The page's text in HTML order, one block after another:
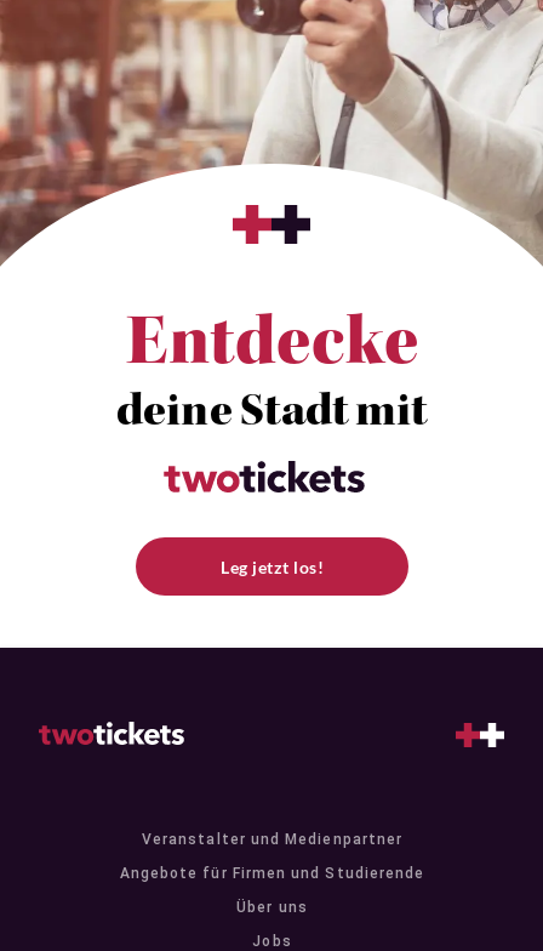
Entdecke
deine Stadt mit
Leg jetzt los!
Veranstalter und Medienpartner
Angebote für Firmen und Studierende
Über uns
Jobs